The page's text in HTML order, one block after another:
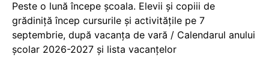
Peste o lună începe școala. Elevii și copiii de
grădiniță încep cursurile și activitățile pe 7
septembrie, după vacanța de vară / Calendarul anului
școlar 2026-2027 și lista vacanțelor